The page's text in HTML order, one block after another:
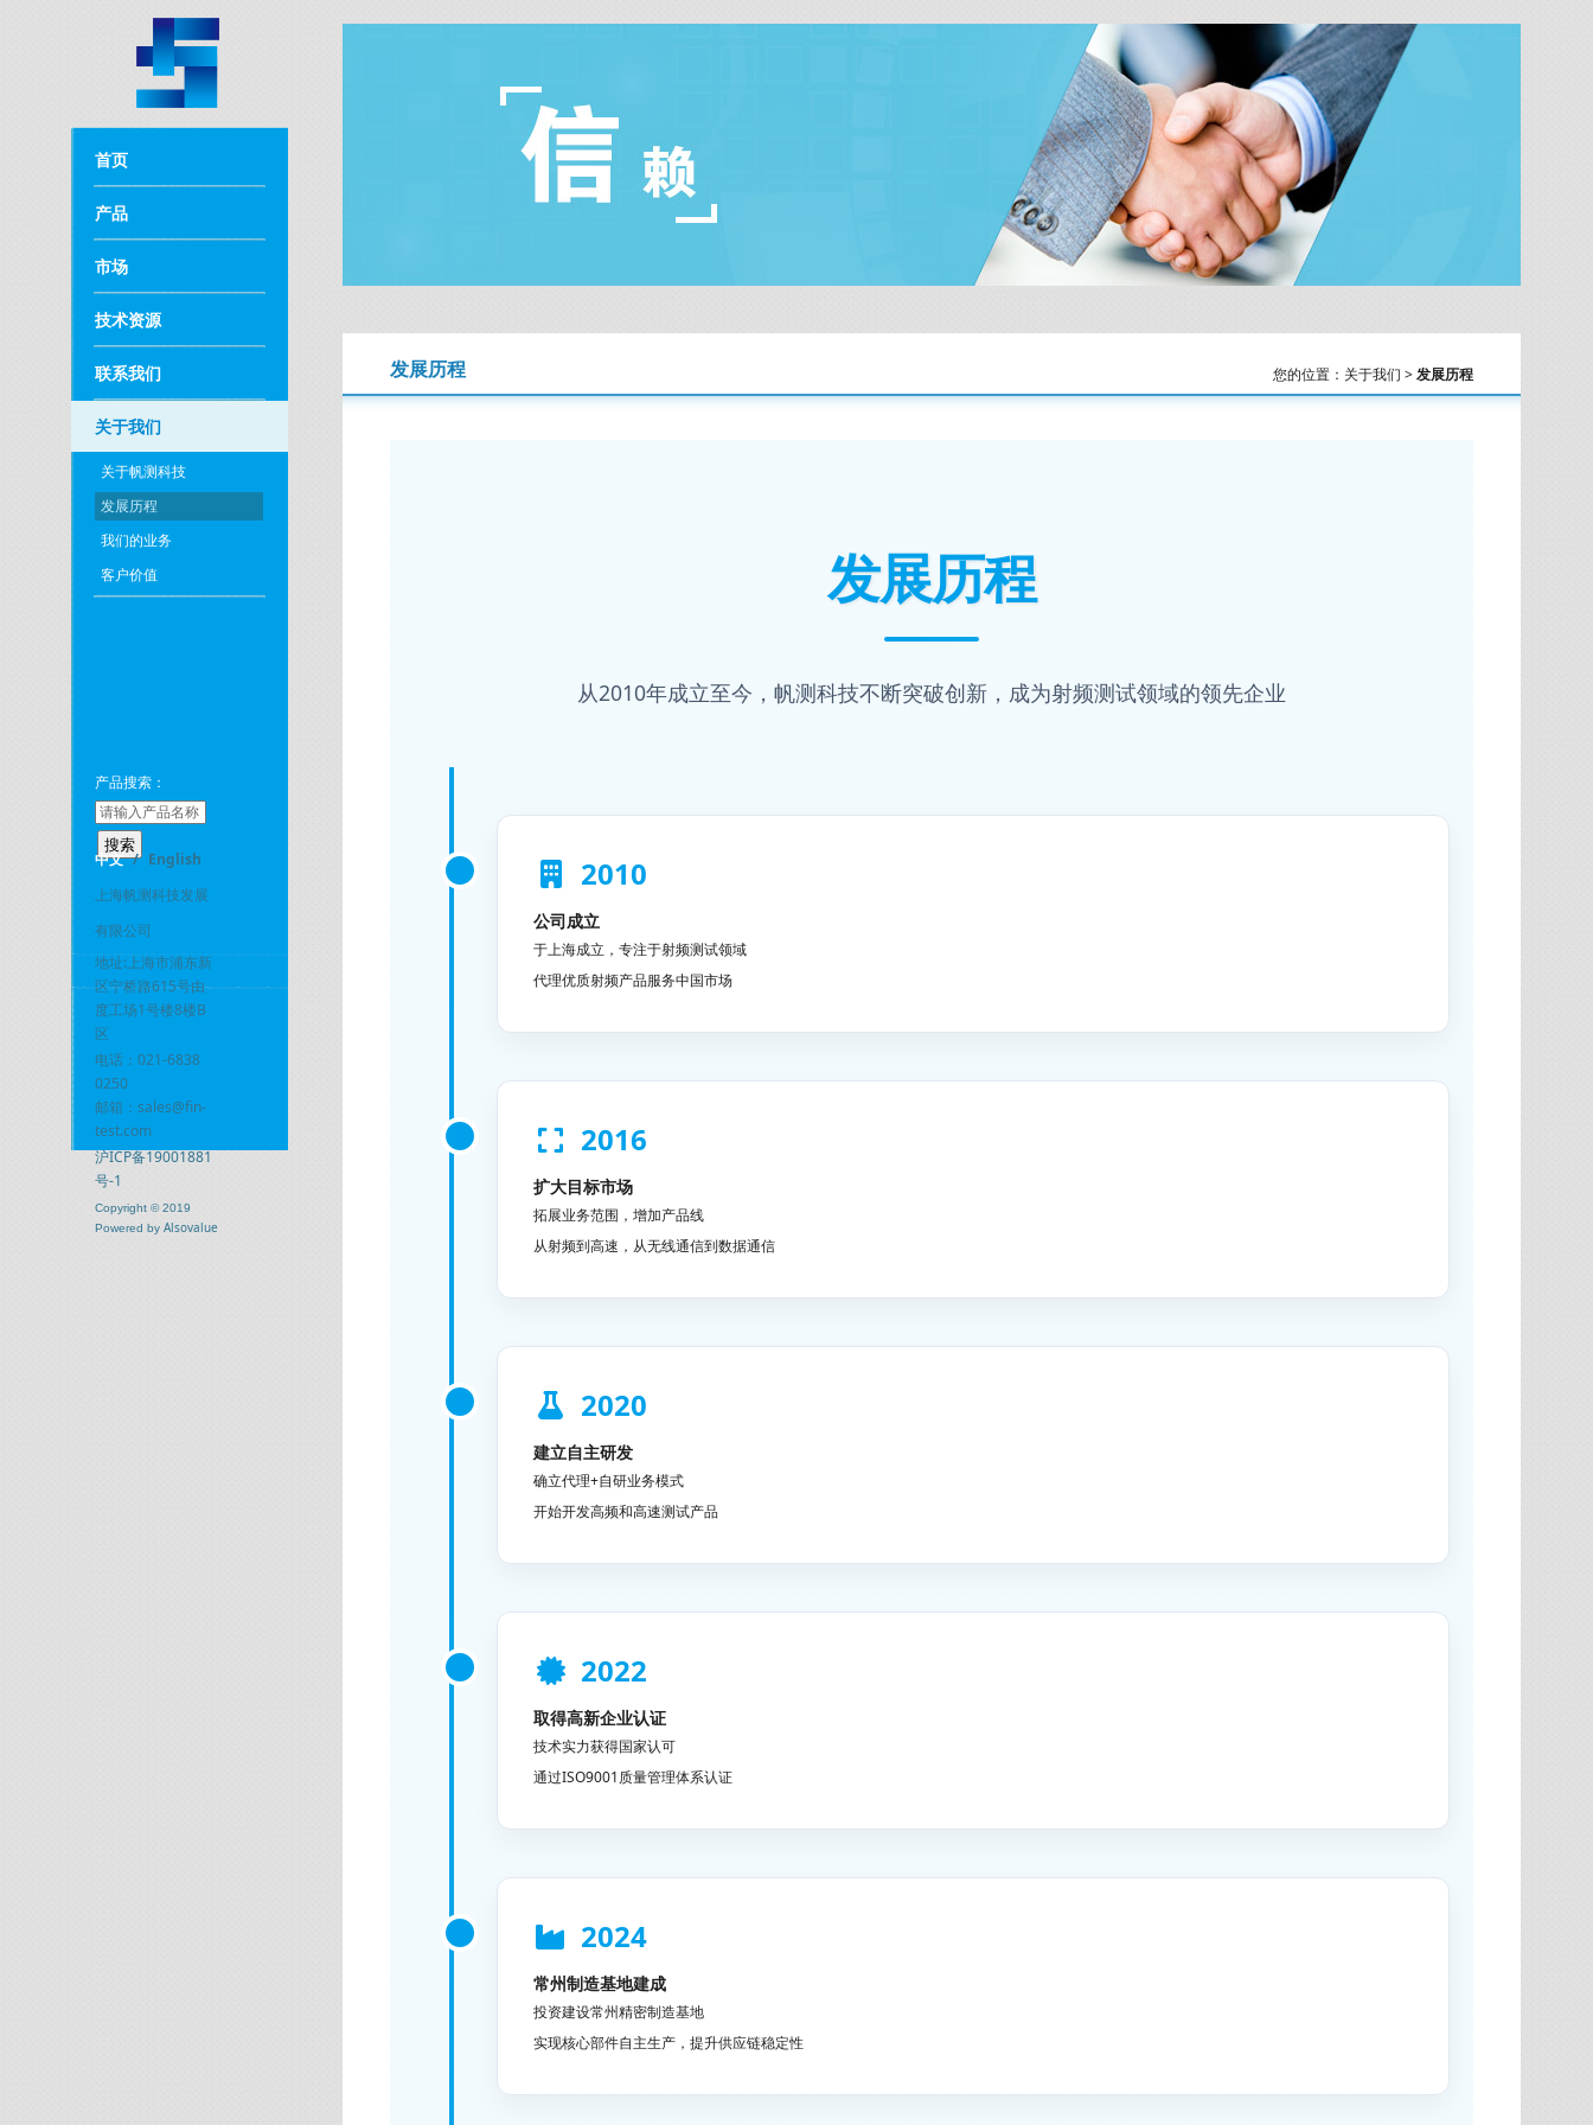
首页
产品
市场
技术资源
联系我们
关于我们
关于帆测科技
发展历程
我们的业务
客户价值
产品搜索：
中文 / English
上海帆测科技发展
有限公司
地址:上海市浦东新
区宁桥路615号由
度工场1号楼8楼B
区
电话：021-6838
0250
邮箱：sales@fin-
test.com
沪ICP备19001881
号-1
Copyright © 2019
Powered by Alsovalue
发展历程 您的位置：关于我们 >发展历程
发展历程
从2010年成立至今，帆测科技不断突破创新，成为射频测试领域的领先企业
2010
公司成立
于上海成立，专注于射频测试领域
代理优质射频产品服务中国市场
2016
扩大目标市场
拓展业务范围，增加产品线
从射频到高速，从无线通信到数据通信
2020
建立自主研发
确立代理+自研业务模式
开始开发高频和高速测试产品
2022
取得高新企业认证
技术实力获得国家认可
通过ISO9001质量管理体系认证
2024
常州制造基地建成
投资建设常州精密制造基地
实现核心部件自主生产，提升供应链稳定性